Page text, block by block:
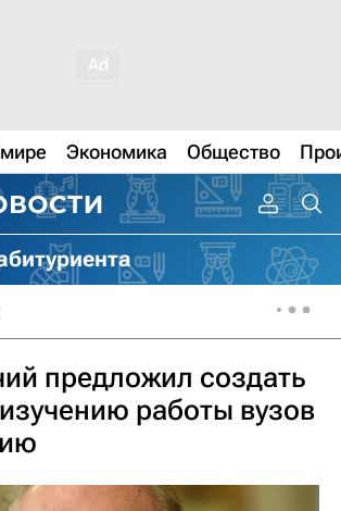
Экономика Общество
предложил создать
работы вузов